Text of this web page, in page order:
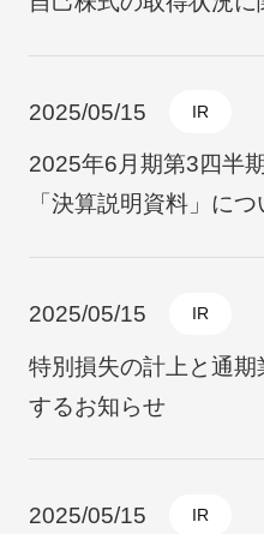
2025/05/15 IR
2025年6月期第3四半
「決算説明資料」につ
2025/05/15 IR
特別損失の計上と通
するお知らせ
2025/05/15 IR